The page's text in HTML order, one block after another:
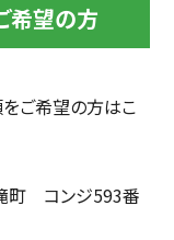
希望の方
ご希望の方はこ
町 コンジ593番